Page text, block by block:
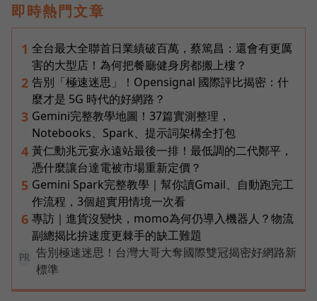
即時熱門文章
1 全台最大全聯首日業績破百萬，蔡篤昌：還會有更厲
害的大型店！為何把餐廳健身房都搬上樓？
2 告別「極速迷思」！Opensignal 國際評比揭密：什
麼才是 5G 時代的好網路？
3 Gemini完整教學地圖！37篇實測整理，
Notebooks、Spark、提示詞架構全打包
4 黃仁勳兆元宴永遠站最後一排！最低調的二代鄭平，
憑什麼讓台達電被市場重新定價？
5 Gemini Spark完整教學｜幫你讀Gmail、自動跑完工
作流程，3個超實用情境一次看
6 專訪｜進貨沒變快，momo為何仍導入機器人？物流
副總揭比拚速度更棘手的缺工難題
PR
告別極速迷思！台灣大哥大奪國際雙冠揭密好網路新
標準